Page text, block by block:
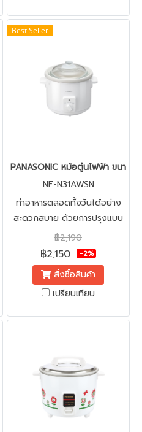
าไซโคลน โครงสร้างหน้าเตาสแตนเล
Best Seller
PANASONIC หม้อตู๋นไฟฟ้า ขนาด
NF-N31AWSN
ทำอาหารตลอดทั้งวันได้อย่าง
สะดวกสบาย ด้วยการปรุงแบบ
อัตโนมัติ เพียงเปิดเครื่องและ
ปล่อยให้ส่วนผสมปรุงสุกอย่าง
ปลอดภัยได้นานถึง 8 ชั่วโมง
โดยไม่ต้องคอยตรวจดูอยู่
บ่อยๆ
฿2,190
฿2,150 -2%
สั่งซื้อสินค้า
เปรียบเทียบ